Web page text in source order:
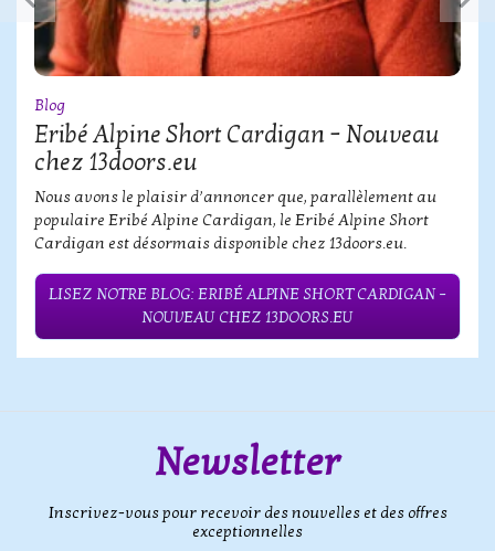
Blog
Eribé Alpine Short Cardigan – Nouveau
chez 13doors.eu
Nous avons le plaisir d’annoncer que, parallèlement au
populaire Eribé Alpine Cardigan, le Eribé Alpine Short
Cardigan est désormais disponible chez 13doors.eu.
LISEZ NOTRE BLOG: ERIBÉ ALPINE SHORT CARDIGAN –
NOUVEAU CHEZ 13DOORS.EU
Newsletter
Inscrivez-vous pour recevoir des nouvelles et des offres
exceptionnelles